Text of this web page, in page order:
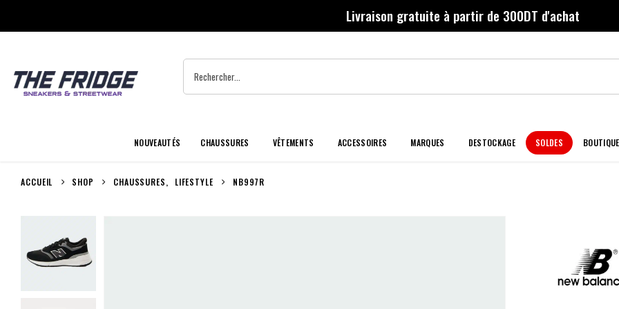
Livraison gratuite à partir de 300DT d'achat
NOUVEAUTÉS CHAUSSURES VÊTEMENTS ACCESSOIRES MARQUES DESTOCKAGE SOLDES
ACCUEIL SHOP CHAUSSURES, LIFESTYLE NB997R